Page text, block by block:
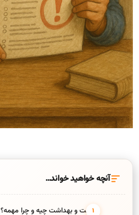
آنچه خواهید خواند…
سلامت و بهداشت چیه و چرا مهمه؟